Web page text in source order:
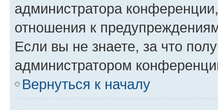
администратора
отношения к
Если вы не знаете, за что
администратором
Вернуться к началу